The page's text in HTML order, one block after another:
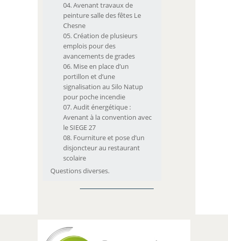
Avenant travaux de
peinture salle des fêtes Le
Chesne
Création de plusieurs
emplois pour des
avancements de grades
Mise en place d’un
portillon et d’une
signalisation au Silo Natup
pour poche incendie
Audit énergétique :
Avenant à la convention avec
le SIEGE 27
Fourniture et pose d’un
disjoncteur au restaurant
scolaire
Questions diverses.